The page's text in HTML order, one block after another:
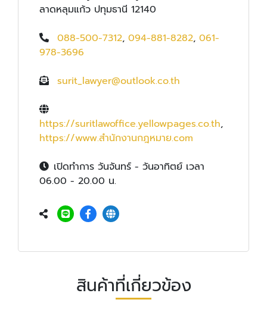
ลาดหลุมแก้ว ปทุมธานี 12140
088-500-7312, 094-881-8282, 061-
978-3696
surit_lawyer@outlook.co.th
https://suritlawoffice.yellowpages.co.th,
https://www.สํานักงานกฎหมาย.com
เปิดทำการ วันจันทร์ - วันอาทิตย์ เวลา
06.00 - 20.00 น.
สินค้าที่เกี่ยวข้อง